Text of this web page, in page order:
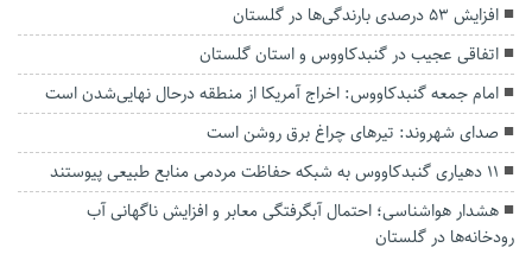
افزایش ۵۳ درصدی بارندگی‌ها در گلستان
اتفاقی عجیب در‌ گنبدکاووس و استان گلستان
امام جمعه گنبدکاووس: اخراج آمریکا از منطقه درحال نهایی‌شدن است
صدای شهروند: تیرهای چراغ برق روشن است
۱۱ دهیاری گنبدکاووس به شبکه حفاظت مردمی منابع طبیعی پیوستند
هشدار هواشناسی؛ احتمال آبگرفتگی معابر و افزایش ناگهانی آب
رودخانه‌ها در گلستان